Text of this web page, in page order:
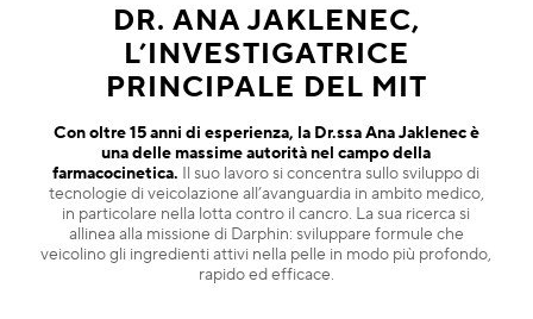
DR. ANA JAKLENEC,
L’INVESTIGATRICE
PRINCIPALE DEL MIT
Con oltre 15 anni di esperienza, la Dr.ssa Ana Jaklenec è
una delle massime autorità nel campo della
farmacocinetica. Il suo lavoro si concentra sullo sviluppo di
tecnologie di veicolazione all’avanguardia in ambito medico,
in particolare nella lotta contro il cancro. La sua ricerca si
allinea alla missione di Darphin: sviluppare formule che
veicolino gli ingredienti attivi nella pelle in modo più profondo,
rapido ed efficace.